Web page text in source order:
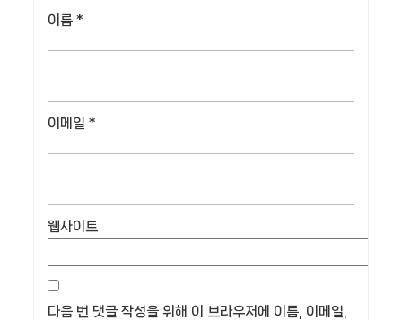
이름 *
이메일 *
웹사이트
다음 번 댓글 작성을 위해 이 브라우저에 이름, 이메일,